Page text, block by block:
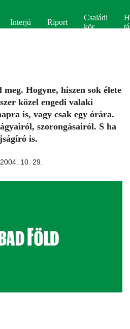
Interjú Riport
Családi
kör
Hogyne, hiszen sok élete
közel engedi valaki
is, vagy csak egy órára.
szorongásairól. S ha
is.
2004. 10. 29.